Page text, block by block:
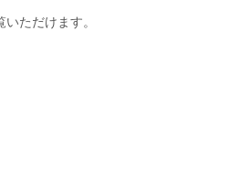
ただけます。